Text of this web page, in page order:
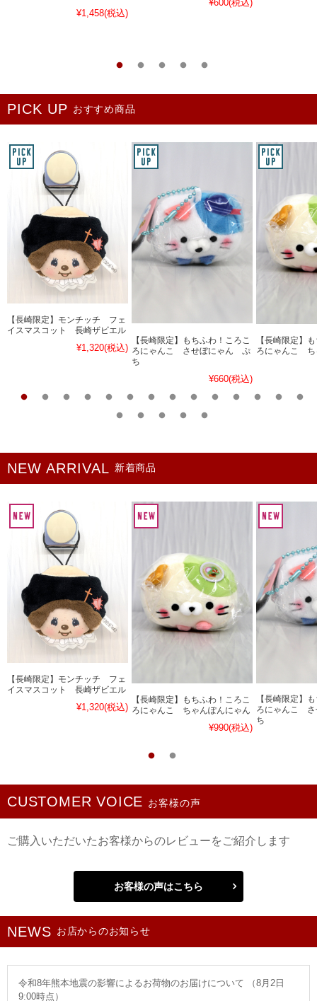
¥1,458(税込)
¥600(税込)
おすすめ商品
【長崎限定】モンチッチ フェ
イスマスコット 長崎ザビエル
¥1,320(税込)
【長崎限定】もちふわ！ころこ
ろにゃんこ させぼにゃん ぷ
ち
¥660(税込)
【長崎限定】
ろにゃんこ ち
新着商品
【長崎限定】モンチッチ フェ
イスマスコット 長崎ザビエル
¥1,320(税込)
【長崎限定】もちふわ！ころこ
ろにゃんこ ちゃんぽんにゃん
¥990(税込)
【長崎限定】
ろにゃんこ
ち
CUSTOMER VOICE お客様の声
ご購入いただいたお客様からのレビューをご紹介します
お客様の声はこちら
お店からのお知らせ
令和8年熊本地震の影響によるお荷物のお届けについて （8月2日
9:00時点）